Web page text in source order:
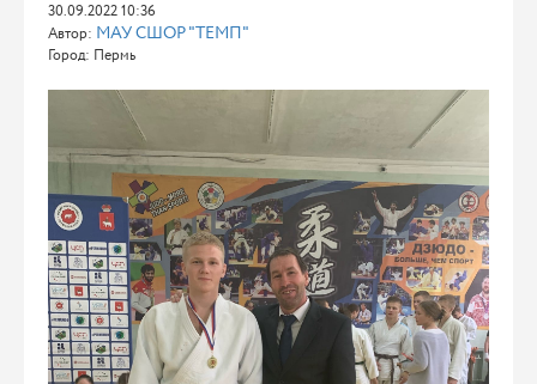
30.09.2022 10:36
Автор: МАУ СШОР "ТЕМП"
Город: Пермь